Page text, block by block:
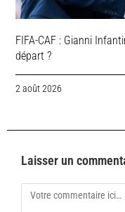
FIFA-CAF : Gianni
départ ?
2 août 2026
Laisser un